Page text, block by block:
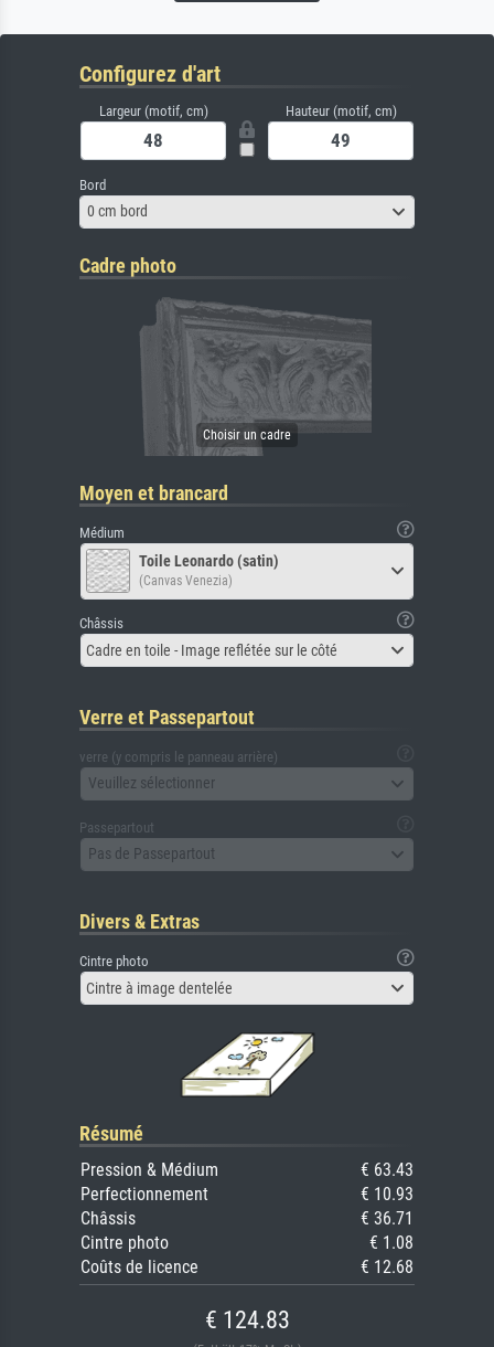
Configurez d'art
Largeur (motif, cm) Hauteur (motif, cm)
Bord
0 cm bord
Cadre photo
Moyen et brancard
Médium
Toile Leonardo (satin)
(Canvas Venezia)
Châssis
Cadre en toile - Image reflétée sur le côté
Verre et Passepartout
verre (y compris le panneau arrière)
Veuillez sélectionner
Passepartout
Pas de Passepartout
Divers & Extras
Cintre photo
Cintre à image dentelée
Résumé
Pression & Médium
€ 63.43
Perfectionnement
€ 10.93
Châssis
€ 36.71
Cintre photo
€ 1.08
Coûts de licence
€ 12.68
€ 124.83